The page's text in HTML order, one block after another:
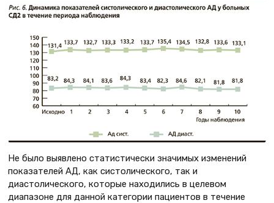
Не было выявлено статистически значимых изменений
показателей АД, как систолического, так и
диастолического, которые находились в целевом
диапазоне для данной категории пациентов в течение